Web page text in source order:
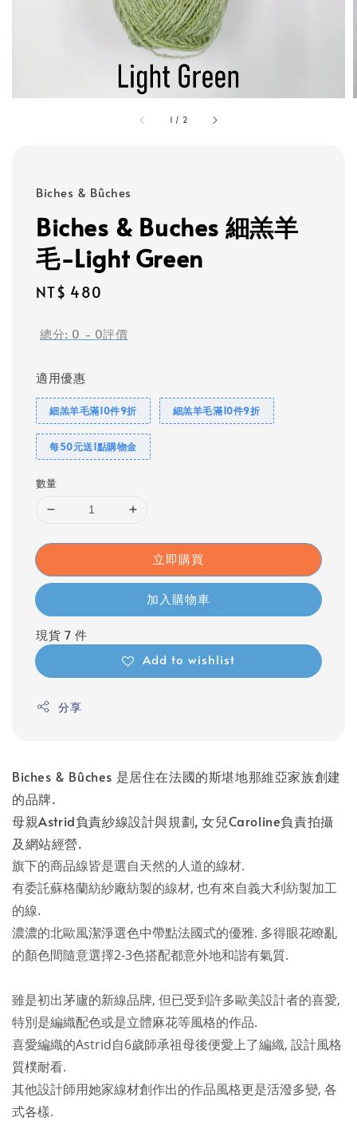
1 / 2
Biches & Bûches
Biches & Buches 細羔羊
毛-Light Green
Regular
NT$ 480
總分: 0 - 0評價
適用優惠
細羔羊毛滿10件9折 細羔羊毛滿10件9折
每50元送1點購物金
數量
立即購買
加入購物車
現貨 7 件
Add to wishlist
分享
Biches & Bûches 是居住在法國的斯堪地那維亞家族創建
的品牌.
母親Astrid負責紗線設計與規劃, 女兒Caroline負責拍攝
及網站經營.
旗下的商品線皆是選自天然的人道的線材.
有委託蘇格蘭紡紗廠紡製的線材, 也有來自義大利紡製加工
的線.
濃濃的北歐風潔淨選色中帶點法國式的優雅. 多得眼花瞭亂
的顏色間隨意選擇2-3色搭配都意外地和諧有氣質.
雖是初出茅廬的新線品牌, 但已受到許多歐美設計者的喜愛,
特別是編織配色或是立體麻花等風格的作品.
喜愛編織的Astrid自6歲師承祖母後便愛上了編織, 設計風格
質樸耐看.
其他設計師用她家線材創作出的作品風格更是活潑多變, 各
式各樣.